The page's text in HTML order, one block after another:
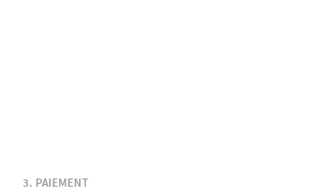
PAIEMENT